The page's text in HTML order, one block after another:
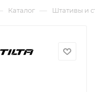
Каталог — Штативы и